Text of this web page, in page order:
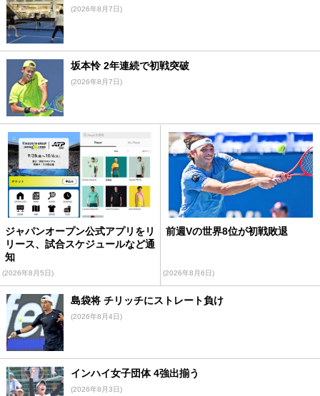
(2026年8月7日)
坂本怜 2年連続で初戦突破
(2026年8月7日)
ジャパンオープン公式アプリをリ
リース、試合スケジュールなど通
知
(2026年8月5日)
前週Vの世界8位が初戦敗退
(2026年8月6日)
島袋将 チリッチにストレート負け
(2026年8月4日)
インハイ女子団体 4強出揃う
(2026年8月3日)